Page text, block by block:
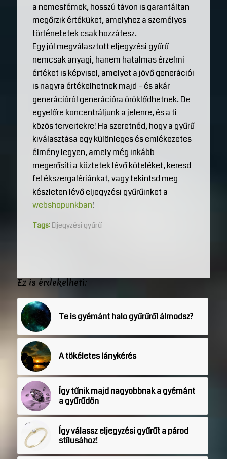
a nemesfémek, hosszú távon is garantáltan
megőrzik értéküket, amelyhez a személyes
történetetek csak hozzátesz.
Egy jól megválasztott eljegyzési gyűrű
nemcsak anyagi, hanem hatalmas érzelmi
értéket is képvisel, amelyet a jövő generációi
is nagyra értékelhetnek majd – és akár
generációról generációra öröklődhetnek. De
egyelőre koncentráljunk a jelenre, és a ti
közös terveitekre! Ha szeretnéd, hogy a gyűrű
kiválasztása egy különleges és emlékezetes
élmény legyen, amely még inkább
megerősíti a köztetek lévő köteléket, keresd
fel ékszergalériánkat, vagy tekintsd meg
készleten lévő eljegyzési gyűrűinket a
webshopunkban!
Tags: Eljegyzési gyűrű
Ez is érdekelheti:
Te is gyémánt halo gyűrűről álmodsz?
A tökéletes lánykérés
Így tűnik majd nagyobbnak a gyémánt
a gyűrűdön
Így válassz eljegyzési gyűrűt a párod
stílusához!